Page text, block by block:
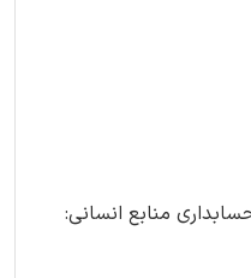
منابع انسانی: